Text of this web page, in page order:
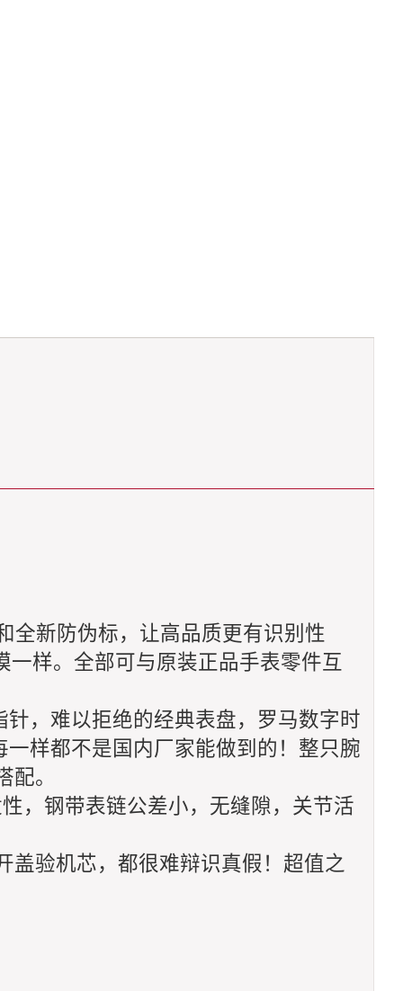
新防伪标，让高品质更有识别性
样。全部可与原装正品手表零件互
，难以拒绝的经典表盘，罗马数字时
样都不是国内厂家能做到的！整只腕
。
，钢带表链公差小，无缝隙，关节活
盖验机芯，都很难辩识真假！超值之